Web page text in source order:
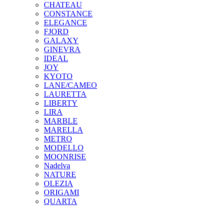
CHATEAU
CONSTANCE
ELEGANCE
FJORD
GALAXY
GINEVRA
IDEAL
JOY
KYOTO
LANE/CAMEO
LAURETTA
LIBERTY
LIRA
MARBLE
MARELLA
METRO
MODELLO
MOONRISE
Nadelva
NATURE
OLEZIA
ORIGAMI
QUARTA